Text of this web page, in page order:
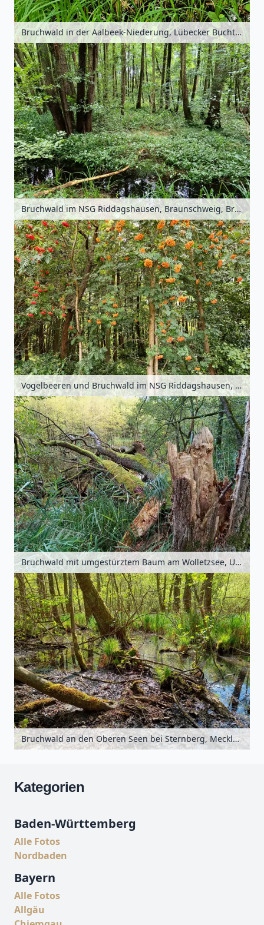
Bruchwald in der Aalbeek-Niederung, Lübecker Bucht, Schleswig-Holstein, Deutschland
Bruchwald im NSG Riddagshausen, Braunschweig, Braunschweiger Land, Niedersachsen, Deutschland
Vogelbeeren und Bruchwald im NSG Riddagshausen, Braunschweig, Braunschweiger Land, Niedersachsen, Deutschland
Bruchwald mit umgestürztem Baum am Wolletzsee, Uckermark, Brandenburg, Deutschland
Bruchwald an den Oberen Seen bei Sternberg, Mecklenburgische Seenplatte, Mecklenburg-Vorpommern, Deutschland
Kategorien
Baden-Württemberg
Alle Fotos
Nordbaden
Bayern
Alle Fotos
Allgäu